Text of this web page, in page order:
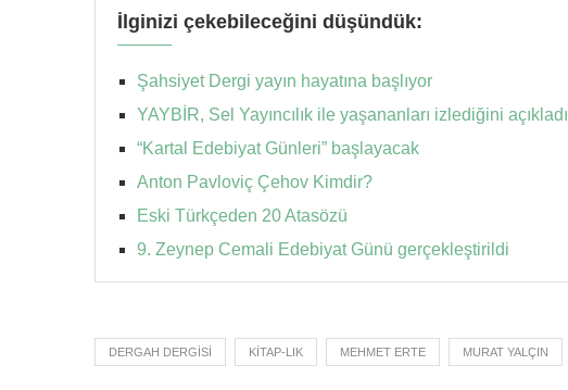
İlginizi çekebileceğini düşündük:
Şahsiyet Dergi yayın hayatına başlıyor
YAYBİR, Sel Yayıncılık ile yaşananları izlediğini açıkladı
“Kartal Edebiyat Günleri” başlayacak
Anton Pavloviç Çehov Kimdir?
Eski Türkçeden 20 Atasözü
9. Zeynep Cemali Edebiyat Günü gerçekleştirildi
DERGAH DERGISI KITAP-LIK MEHMET ERTE MURAT YALÇIN